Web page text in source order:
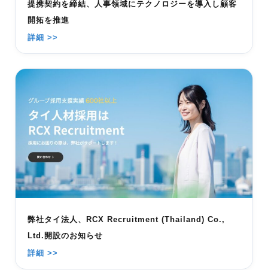
提携契約を締結、人事領域にテクノロジーを導入し顧客
開拓を推進
詳細 >>
弊社タイ法人、RCX Recruitment (Thailand) Co.,
Ltd.開設のお知らせ
詳細 >>